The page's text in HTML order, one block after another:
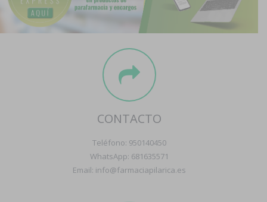
Contacto
Boletín
CONTACTO
Teléfono: 950140450
WhatsApp: 681635571
Email: info@farmaciapilarica.es